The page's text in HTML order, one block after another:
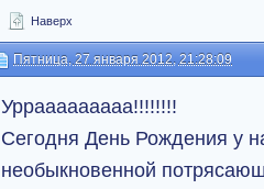
Наверх
Пятница, 27 января 2012, 21:28:09
Уррааааааааа!!!!!!!!
Сегодня День Рождения у
необыкновенной